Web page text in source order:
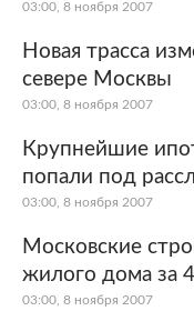
03:00, 8 ноября 2007
Новая трасса
севере Москвы
03:00, 8 ноября 2007
Крупнейшие
попали под
03:00, 8 ноября 2007
Московские
жилого дома за
03:00, 8 ноября 2007